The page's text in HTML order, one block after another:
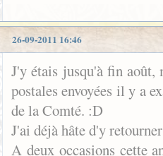
26-09-2011 16:46
J'y étais jusqu'à fin août,
postales envoyées il y a
de la Comté. :D
J'ai déjà hâte d'y
A deux occasions cette